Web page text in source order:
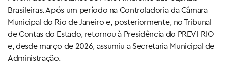
Brasileiras. Após um período na Controladoria da Câmara
Municipal do Rio de Janeiro e, posteriormente, no Tribunal
de Contas do Estado, retornou à Presidência do PREVI-RIO
e, desde março de 2026, assumiu a Secretaria Municipal de
Administração.